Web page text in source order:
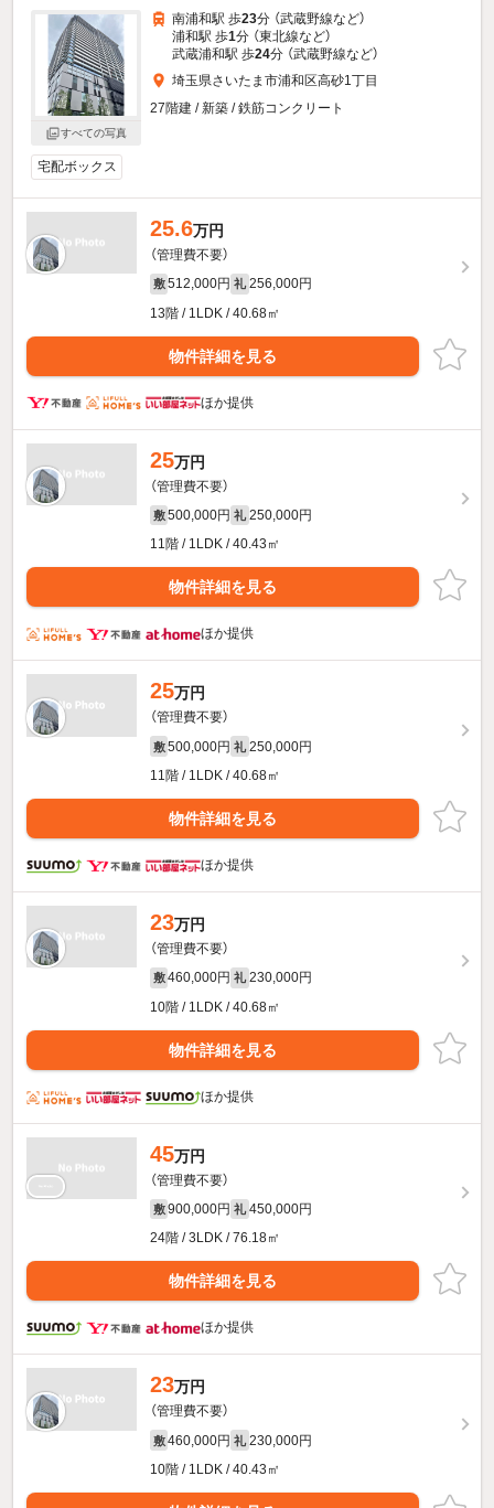
すべての写真
南浦和駅 歩23分 （武蔵野線など）
浦和駅 歩1分 （東北線など）
武蔵浦和駅 歩24分 （武蔵野線など）
埼玉県さいたま市浦和区高砂1丁目
27階建 / 新築 / 鉄筋コンクリート
宅配ボックス
25.6万円
（管理費不要）
敷 512,000円 礼 256,000円
13階 / 1LDK / 40.68㎡
物件詳細を見る
ほか提供
25万円
（管理費不要）
敷 500,000円 礼 250,000円
11階 / 1LDK / 40.43㎡
物件詳細を見る
ほか提供
25万円
（管理費不要）
敷 500,000円 礼 250,000円
11階 / 1LDK / 40.68㎡
物件詳細を見る
ほか提供
23万円
（管理費不要）
敷 460,000円 礼 230,000円
10階 / 1LDK / 40.68㎡
物件詳細を見る
ほか提供
45万円
（管理費不要）
敷 900,000円 礼 450,000円
24階 / 3LDK / 76.18㎡
物件詳細を見る
ほか提供
23万円
（管理費不要）
敷 460,000円 礼 230,000円
10階 / 1LDK / 40.43㎡